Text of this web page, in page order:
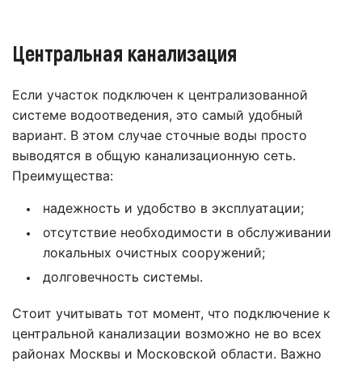
Центральная канализация
Если участок подключен к централизованной
системе водоотведения, это самый удобный
вариант. В этом случае сточные воды просто
выводятся в общую канализационную сеть.
Преимущества:
надежность и удобство в эксплуатации;
отсутствие необходимости в обслуживании
локальных очистных сооружений;
долговечность системы.
Стоит учитывать тот момент, что подключение к
центральной канализации возможно не во всех
районах Москвы и Московской области. Важно